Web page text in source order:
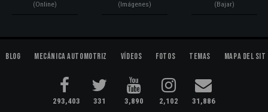
(Online) (Imágenes) (Bajar)
Blog Mecánica Automotriz Vídeos Fotos Temas Mapa del
293,403 331 3,890 2,102 31,886